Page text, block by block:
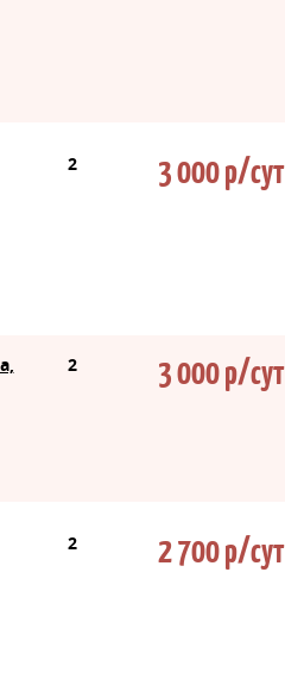
2 3 000 р/сут
2 3 000 р/сут
2 2 700 р/сут